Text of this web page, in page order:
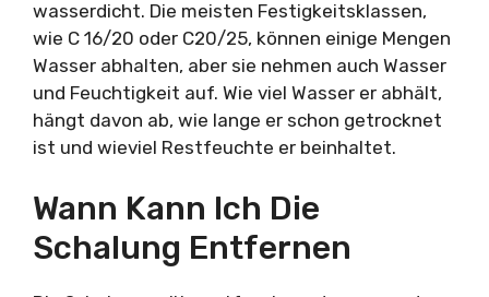
wasserdicht. Die meisten Festigkeitsklassen,
wie C 16/20 oder C20/25, können einige Mengen
Wasser abhalten, aber sie nehmen auch Wasser
und Feuchtigkeit auf. Wie viel Wasser er abhält,
hängt davon ab, wie lange er schon getrocknet
ist und wieviel Restfeuchte er beinhaltet.
Wann Kann Ich Die
Schalung Entfernen